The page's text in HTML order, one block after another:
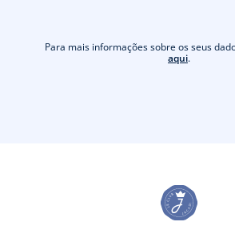
Para mais informações sobre os seus
aqui.